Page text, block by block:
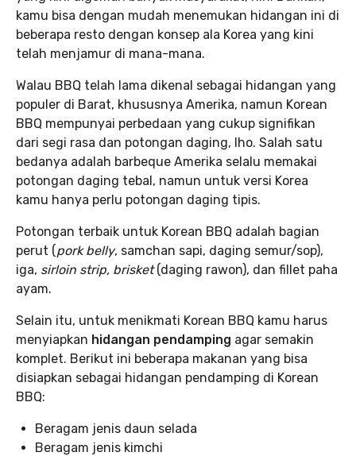
kamu bisa dengan mudah menemukan hidangan ini di
beberapa resto dengan konsep ala Korea yang kini
telah menjamur di mana-mana.
Walau BBQ telah lama dikenal sebagai hidangan yang
populer di Barat, khususnya Amerika, namun Korean
BBQ mempunyai perbedaan yang cukup signifikan
dari segi rasa dan potongan daging, lho. Salah satu
bedanya adalah barbeque Amerika selalu memakai
potongan daging tebal, namun untuk versi Korea
kamu hanya perlu potongan daging tipis.
Potongan terbaik untuk Korean BBQ adalah bagian
perut (pork belly, samchan sapi, daging semur/sop),
iga, sirloin strip, brisket(daging rawon), dan fillet paha
ayam.
Selain itu, untuk menikmati Korean BBQ kamu harus
menyiapkan hidangan pendamping agar semakin
komplet. Berikut ini beberapa makanan yang bisa
disiapkan sebagai hidangan pendamping di Korean
BBQ:
Beragam jenis daun selada
Beragam jenis kimchi